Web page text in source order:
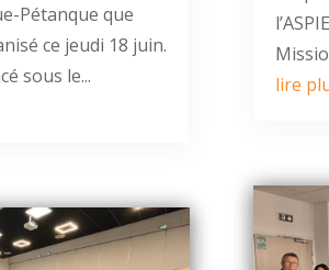
Pétanque que
ce jeudi 18 juin.
sous le...
lire